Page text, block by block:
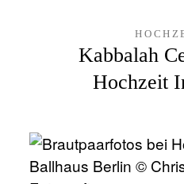
Kabbalah
Hochzeit